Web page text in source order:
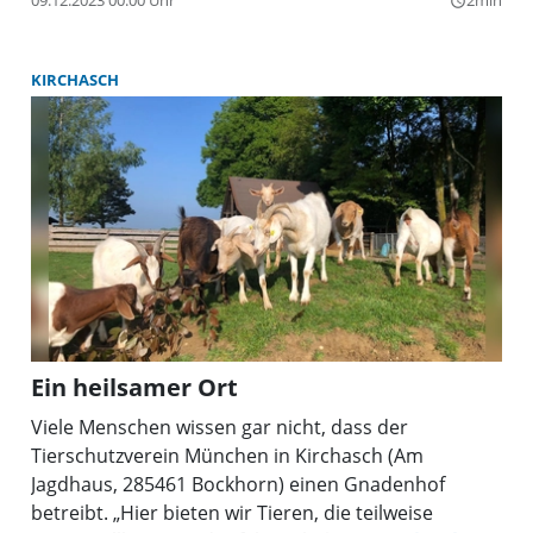
KIRCHASCH
Ein heilsamer Ort
Viele Menschen wissen gar nicht, dass der
Tierschutzverein München in Kirchasch (Am
Jagdhaus, 285461 Bockhorn) einen Gnadenhof
betreibt. „Hier bieten wir Tieren, die teilweise